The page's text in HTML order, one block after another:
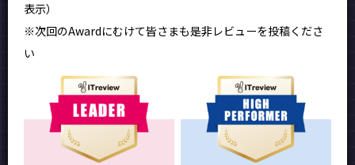
表示）
※次回のAwardにむけて皆さまも是非レビューを投稿くださ
い